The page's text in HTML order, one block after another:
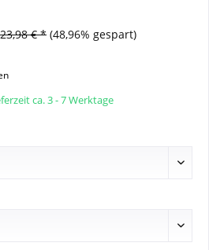
23,98 € * (48,96% gespart)
ca. 3 - 7 Werktage